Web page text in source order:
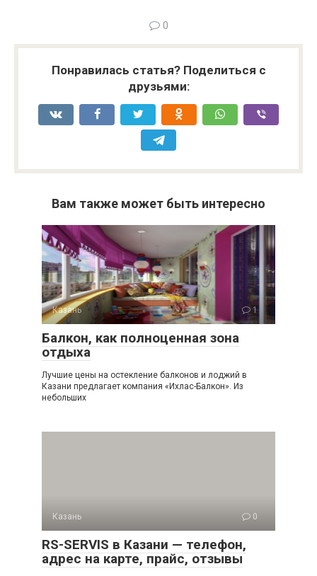
0
Понравилась статья? Поделиться с
друзьями:
Вам также может быть интересно
Казань 1
Балкон, как полноценная зона
отдыха
Лучшие цены на остекление балконов и лоджий в
Казани предлагает компания «Ихлас-Балкон». Из
небольших
Казань 0
RS-SERVIS в Казани — телефон,
адрес на карте, прайс, отзывы